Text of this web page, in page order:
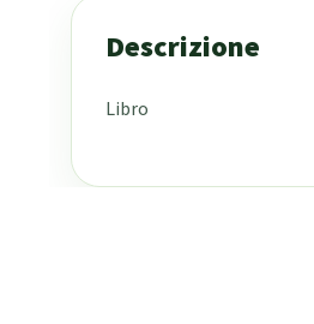
Descrizione
Libro